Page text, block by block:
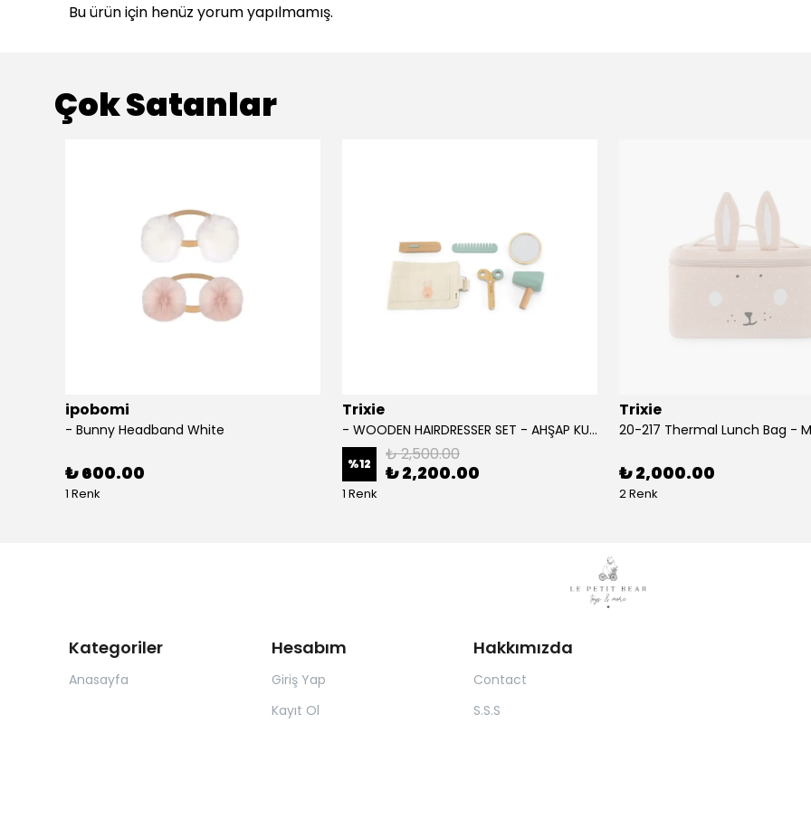
Bu ürün için henüz yorum yapılmamış.
Çok Satanlar
ipobomi
- Bunny Headband White
₺ 600.00
1 Renk
Trixie
- WOODEN HAIRDRESSER SET - AHŞAP KUAFÖR SETİ
%12 ₺ 2,500.00
₺ 2,200.00
1 Renk
Trixie
20-217 Thermal Lunch Bag -
₺ 2,000.00
2 Renk
Kategoriler
Anasayfa
Hesabım
Giriş Yap
Kayıt Ol
Hakkımızda
Contact
S.S.S